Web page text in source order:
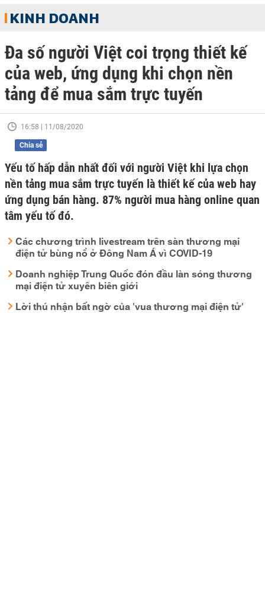
KINH DOANH
Đa số người Việt coi trọng thiết kế
của web, ứng dụng khi chọn nền
tảng để mua sắm trực tuyến
16:58 | 11/08/2020
Chia sẻ
Yếu tố hấp dẫn nhất đối với người Việt khi lựa chọn
nền tảng mua sắm trực tuyến là thiết kế của web hay
ứng dụng bán hàng. 87% người mua hàng online quan
tâm yếu tố đó.
Các chương trình livestream trên sàn thương mại
điện tử bùng nổ ở Đông Nam Á vì COVID-19
Doanh nghiệp Trung Quốc đón đầu làn sóng thương
mại điện tử xuyên biên giới
Lời thú nhận bất ngờ của 'vua thương mại điện tử'